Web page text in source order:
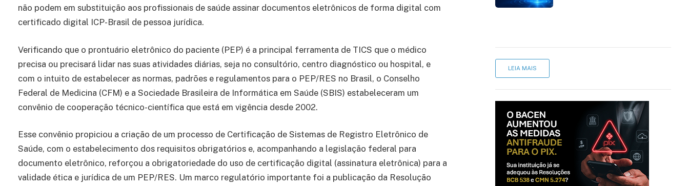
não podem em substituição aos profissionais de saúde assinar documentos eletrônicos de forma digital com
certificado digital ICP-Brasil de pessoa jurídica.
Verificando que o prontuário eletrônico do paciente (PEP) é a principal ferramenta de TICS que o médico
precisa ou precisará lidar nas suas atividades diárias, seja no consultório, centro diagnóstico ou hospital, e
com o intuito de estabelecer as normas, padrões e regulamentos para o PEP/RES no Brasil, o Conselho
Federal de Medicina (CFM) e a Sociedade Brasileira de Informática em Saúde (SBIS) estabeleceram um
convênio de cooperação técnico-científica que está em vigência desde 2002.
Esse convênio propiciou a criação de um processo de Certificação de Sistemas de Registro Eletrônico de
Saúde, com o estabelecimento dos requisitos obrigatórios e, acompanhando a legislação federal para
documento eletrônico, reforçou a obrigatoriedade do uso de certificação digital (assinatura eletrônica) para a
validade ética e jurídica de um PEP/RES. Um marco regulatório importante foi a publicação da Resolução
LEIA MAIS